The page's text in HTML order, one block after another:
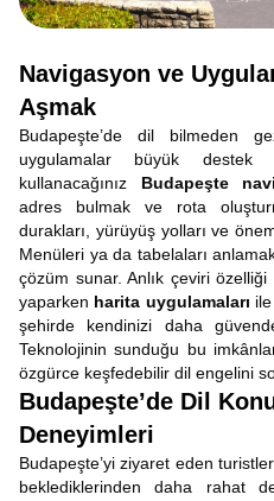
Navigasyon ve
Aşmak
Budapeşte’de dil bilmeden
uygulamalar büyük destek
kullanacağınız Budapeşte
adres bulmak ve rota
durakları, yürüyüş yolları ve
Menüleri ya da tabelaları
çözüm sunar. Anlık çeviri özelliği
yaparken harita uygulamaları
şehirde kendinizi daha
Teknolojinin sunduğu bu
özgürce keşfedebilir dil engelini
Budapeşte’de Dil
Deneyimleri
Budapeşte’yi ziyaret eden
beklediklerinden daha rahat